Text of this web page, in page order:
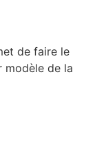
de faire le
modèle de la